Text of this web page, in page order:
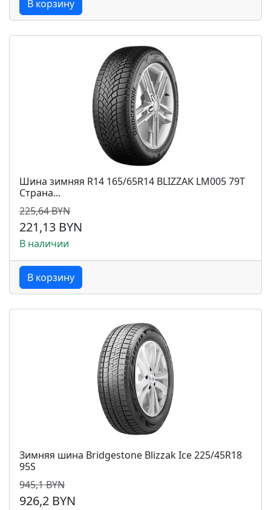
В корзину
Шина зимняя R14 165/65R14 BLIZZAK LM005 79T
Страна...
225,64 BYN
221,13 BYN
В наличии
В корзину
Зимняя шина Bridgestone Blizzak Ice 225/45R18
95S
945,1 BYN
926,2 BYN